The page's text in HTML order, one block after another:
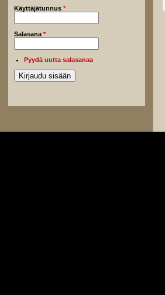
Käyttäjätunnus *
Salasana *
Pyydä uutta salasanaa